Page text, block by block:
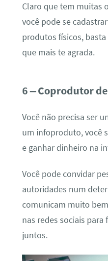
Claro que tem muitas
você pode se
produtos físicos,
que mais te agrada.
6 – Coprodutor
Você não precisa ser
um infoproduto, você
e ganhar dinheiro na
Você pode convidar
autoridades num
comunicam muito
nas redes sociais
juntos.